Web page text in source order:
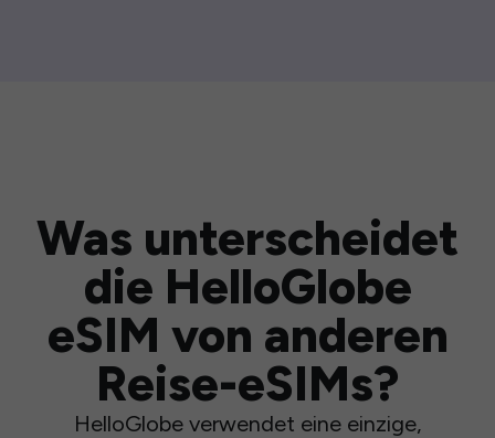
Was unterscheidet
die HelloGlobe
eSIM von anderen
Reise-eSIMs?
HelloGlobe verwendet eine einzige,